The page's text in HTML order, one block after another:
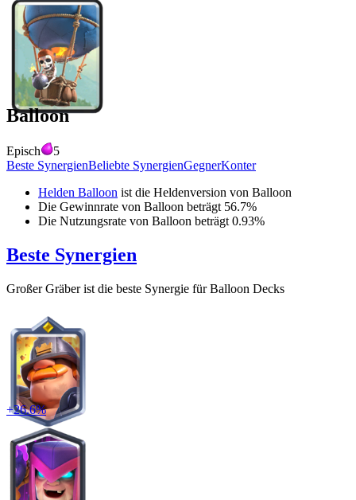
Balloon
Episch
5
Beste SynergienBeliebte SynergienGegnerKonter
Helden Balloon ist die Heldenversion von Balloon
Die Gewinnrate von Balloon beträgt 56.7%
Die Nutzungsrate von Balloon beträgt 0.93%
Beste Synergien
Großer Gräberist die beste Synergie fürBalloon Decks
+26.6%